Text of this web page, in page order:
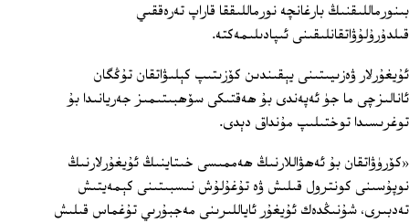
بىنورماللىقنىڭ بارغانچە نورماللىققا قاراپ تەرەققىي
قىلدۇرۇلۇۋاتقانلىقىنى ئىپادىلىمەكتە.
ئۇيغۇرلار ۋەزىيىتىنى يېقىندىن كۆزىتىپ كېلىۋاتقان تۇڭگان
ئانالىزچى ما جۈ ئەپەندى بۇ ھەقتىكى سۆھبىتىمىز جەريانىدا بۇ
توغرىسىدا توختىلىپ مۇنداق دېدى.
«كۆرۈۋاتقان بۇ ئەھۋاللارنىڭ ھەممىسى خىتاينىڭ ئۇيغۇرلارنىڭ
نوپۇسىنى كونترول قىلىش ۋە تۇغۇلۇش نىسبىتىنى كېمەيتىش
تەدبىرى، شۇنىڭدەك ئۇيغۇر ئاياللىرىنى مەجبۇرىي تۇغماس قىلىش